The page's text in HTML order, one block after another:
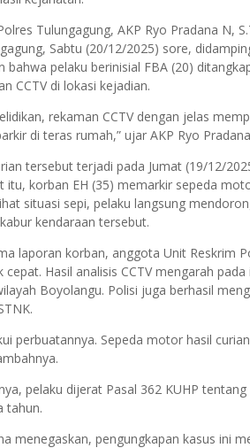
Tulungagung, AKP Ryo Pradana N,
Sabtu (20/12/2025) sore,
bahwa pelaku berinisial FBA (20)
CCTV di lokasi kejadian.
rekaman CCTV dengan jelas
di teras rumah,” ujar AKP Ryo
tersebut terjadi pada Jumat (19/12/
itu, korban EH (35) memarkir sepeda
situasi sepi, pelaku langsung
kendaraan tersebut.
laporan korban, anggota Unit Reskrim
cepat. Hasil analisis CCTV mengarah
Boyolangu. Polisi juga berhasil
perbuatannya. Sepeda motor hasil
pelaku dijerat Pasal 362 KUHP
tahun.
menegaskan, pengungkapan kasus ini